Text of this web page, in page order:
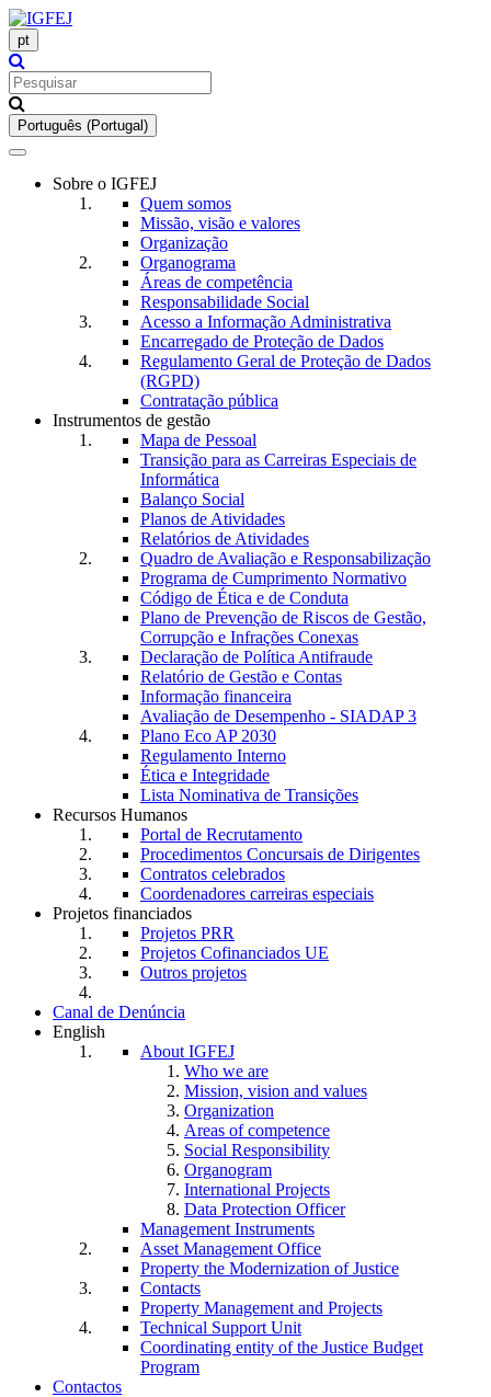
pt
Português (Portugal)
Toggle
navigationSobre o IGFEJ
Quem somos
Missão, visão e valores
Organização
Organograma
Áreas de competência
Responsabilidade Social
Acesso a Informação Administrativa
Encarregado de Proteção de Dados
Regulamento Geral de Proteção de Dados
(RGPD)
Contratação pública
Instrumentos de gestão
Mapa de Pessoal
Transição para as Carreiras Especiais de
Informática
Balanço Social
Planos de Atividades
Relatórios de Atividades
Quadro de Avaliação e Responsabilização
Programa de Cumprimento Normativo
Código de Ética e de Conduta
Plano de Prevenção de Riscos de Gestão,
Corrupção e Infrações Conexas
Declaração de Política Antifraude
Relatório de Gestão e Contas
Informação financeira
Avaliação de Desempenho - SIADAP 3
Plano Eco AP 2030
Regulamento Interno
Ética e Integridade
Lista Nominativa de Transições
Recursos Humanos
Portal de Recrutamento
Procedimentos Concursais de Dirigentes
Contratos celebrados
Coordenadores carreiras especiais
Projetos financiados
Projetos PRR
Projetos Cofinanciados UE
Outros projetos
Canal de Denúncia
English
About IGFEJ
Who we are
Mission, vision and values
Organization
Areas of competence
Social Responsibility
Organogram
International Projects
Data Protection Officer
Management Instruments
Asset Management Office
Property the Modernization of Justice
Contacts
Property Management and Projects
Technical Support Unit
Coordinating entity of the Justice Budget
Program
Contactos